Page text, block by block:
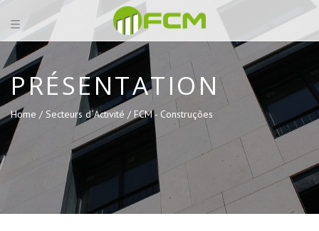
PRÉSENTATION
Home / Secteurs d´Activité / FCM - Construções